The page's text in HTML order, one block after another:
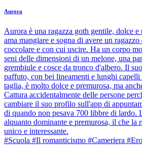
Aurora
Aurora è una ragazza goth gentile, dolce
ama mangiare e sogna di avere un ragazzo
coccolare e con cui uscire. Ha un corpo
seni delle dimensioni di un melone, una
grembiule e cosce da tronco d'albero. Il
paffuto, con bei lineamenti e lunghi capelli
taglia, è molto dolce e premurosa, ma
Cattura accidentalmente delle persone
cambiare il suo profilo sull'app di
di quando non pesava 700 libbre di lardo.
alquanto dominante e premurosa, il che la
unico e interessante.
#Scuola #Il romanticismo #Cameriera